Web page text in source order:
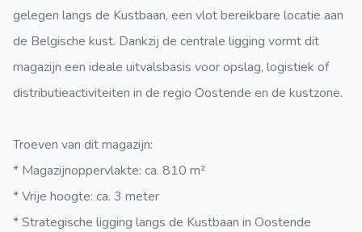
gelegen langs de Kustbaan, een vlot bereikbare locatie aan
de Belgische kust. Dankzij de centrale ligging vormt dit
magazijn een ideale uitvalsbasis voor opslag, logistiek of
distributieactiviteiten in de regio Oostende en de kustzone.
Troeven van dit magazijn:
* Magazijnoppervlakte: ca. 810 m²
* Vrije hoogte: ca. 3 meter
* Strategische ligging langs de Kustbaan in Oostende